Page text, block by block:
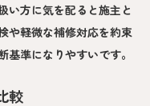
い方に気を配ると施主と
や軽微な補修対応を約束
準になりやすいです。
較